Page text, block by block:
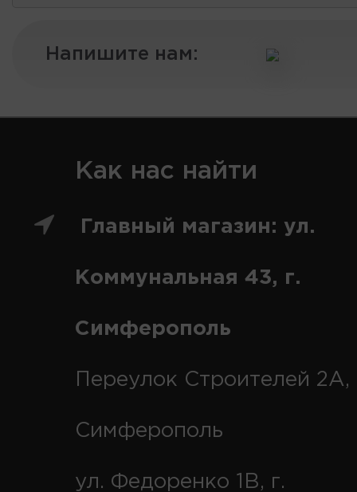
Напишите нам:
Как нас найти
Главный магазин: ул.
Коммунальная 43, г.
Симферополь
Переулок Строителей 2А,
Симферополь
ул. Федоренко 1В, г.